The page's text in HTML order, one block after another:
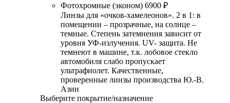
Фотохромные (эконом) 6900 ₽
Линзы для «очков-хамелеонов». 2 в 1: в
помещении – прозрачные, на солнце –
темные. Степень затемнения зависит от
уровня УФ-излучения. UV- защита. Не
темнеют в машине, т.к. лобовое стекло
автомобиля слабо пропускает
ультрафиолет. Качественные,
проверенные линзы производства Ю.-В.
Азии
Выберите покрытие/назначение